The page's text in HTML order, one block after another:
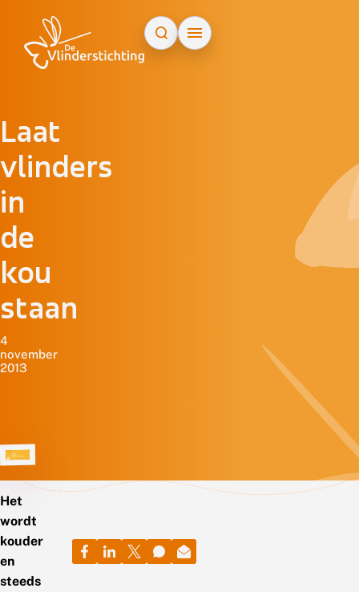
Laat
vlinders
in
de
kou
staan
4
november
2013
Het
wordt
kouder
en
steeds